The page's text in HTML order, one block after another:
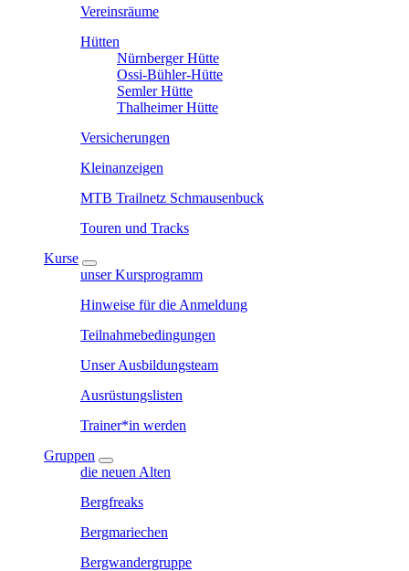
Vereinsräume
Hütten
Nürnberger Hütte
Ossi-Bühler-Hütte
Semler Hütte
Thalheimer Hütte
Versicherungen
Kleinanzeigen
MTB Trailnetz Schmausenbuck
Touren und Tracks
Kurse
unser Kursprogramm
Hinweise für die Anmeldung
Teilnahmebedingungen
Unser Ausbildungsteam
Ausrüstungslisten
Trainer*in werden
Gruppen
die neuen Alten
Bergfreaks
Bergmariechen
Bergwandergruppe